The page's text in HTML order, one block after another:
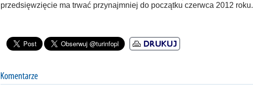
przedsięwzięcie ma trwać przynajmniej do początku czerwca 2012 roku.